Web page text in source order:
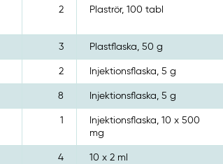
2 Plaströr, 100 tabl
3 Plastflaska, 50 g
2 Injektionsflaska, 5 g
8 Injektionsflaska, 5 g
1
Injektionsflaska, 10 x 500
mg
4 10 x 2 ml